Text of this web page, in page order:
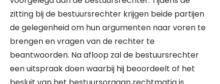
zitting bij de bestuursrechter krijgen beide partijen
de gelegenheid om hun argumenten naar voren te
brengen en vragen van de rechter te
beantwoorden. Na afloop zal de bestuursrechter
een uitspraak doen waarbij hij beoordeelt of het